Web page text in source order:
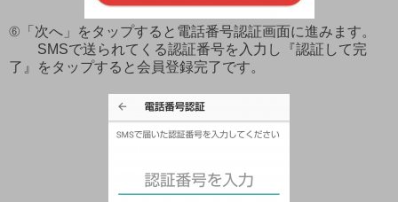
⑥「次へ」をタップすると電話番号認証画面に進みます。
SMSで送られてくる認証番号を入力し『認証して完
了』をタップすると会員登録完了です。